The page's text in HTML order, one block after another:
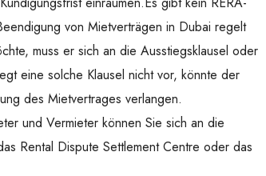
von Mietverträgen in Dubai regelt
muss er sich an die Ausstiegsklausel oder
eine solche Klausel nicht vor, könnte der
des Mietvertrages verlangen.
und Vermieter können Sie sich an die
Rental Dispute Settlement Centre oder das